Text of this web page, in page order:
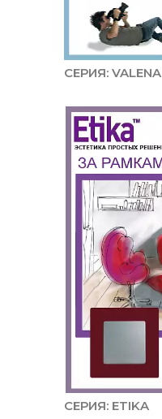
СЕРИЯ: VALENA
СЕРИЯ: ETIKA